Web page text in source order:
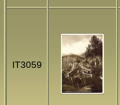
IT3059